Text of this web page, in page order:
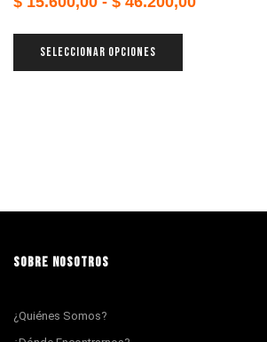
SELECCIONAR OPCIONES
SOBRE NOSOTROS
¿Quiénes Somos?